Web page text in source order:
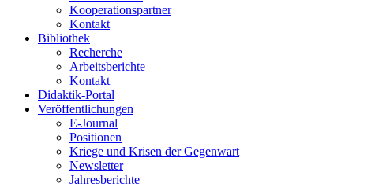
Kooperationspartner
Kontakt
Bibliothek
Recherche
Arbeitsberichte
Kontakt
Didaktik-Portal
Veröffentlichungen
E­-Journal
Positionen
Kriege und Krisen der Gegenwart
Newsletter
Jahresberichte